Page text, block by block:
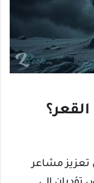
تعزيز مشاعر